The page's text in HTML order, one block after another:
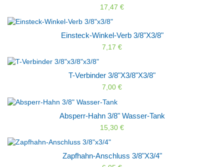
17,47 €
Einsteck-Winkel-Verb 3/8"x3/8"
7,17 €
T-Verbinder 3/8"x3/8"x3/8"
7,00 €
Absperr-Hahn 3/8" Wasser-Tank
15,30 €
Zapfhahn-Anschluss 3/8"x3/4"